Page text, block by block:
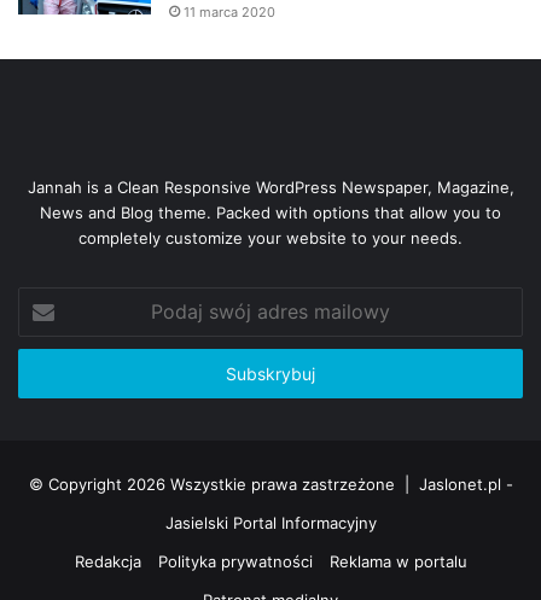
11 marca 2020
Jannah is a Clean Responsive WordPress Newspaper, Magazine,
News and Blog theme. Packed with options that allow you to
completely customize your website to your needs.
swój
adres
© Copyright 2026 Wszystkie prawa zastrzeżone | Jaslonet.pl -
Jasielski Portal Informacyjny
Redakcja
Polityka prywatności
Reklama w portalu